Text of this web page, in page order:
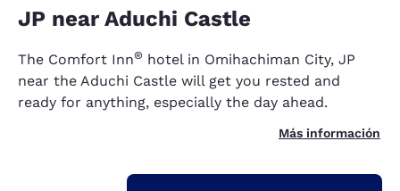
JP near Aduchi Castle
The Comfort Inn® hotel in Omihachiman City, JP
near the Aduchi Castle will get you rested and
ready for anything, especially the day ahead.
Más información